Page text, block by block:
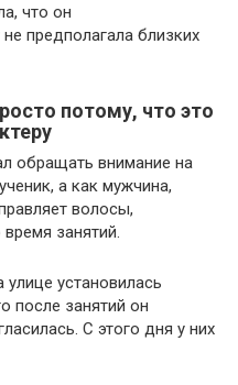
что он
предполагала близких
потому, что это
обращать внимание на
а как мужчина,
волосы,
занятий.
установилась
после занятий он
С этого дня у них